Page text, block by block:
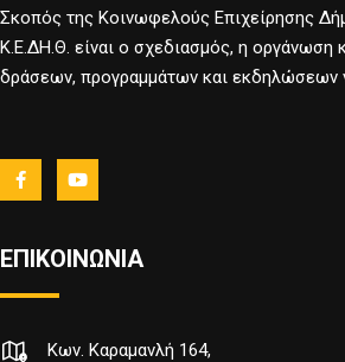
Σκοπός της Κοινωφελούς Επιχείρησης
Κ.Ε.ΔΗ.Θ. είναι ο σχεδιασμός, η οργάνωση
δράσεων, προγραμμάτων και εκδηλώσεων
ΕΠΙΚΟΙΝΩΝΙΑ
Κων. Καραμανλή 164,